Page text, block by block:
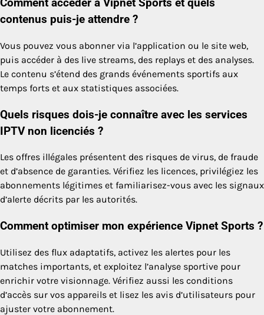
Comment accéder à Vipnet Sports et quels
contenus puis-je attendre ?
Vous pouvez vous abonner via l’application ou le site web,
puis accéder à des live streams, des replays et des analyses.
Le contenu s’étend des grands événements sportifs aux
temps forts et aux statistiques associées.
Quels risques dois-je connaître avec les services
IPTV non licenciés ?
Les offres illégales présentent des risques de virus, de fraude
et d’absence de garanties. Vérifiez les licences, privilégiez les
abonnements légitimes et familiarisez-vous avec les signaux
d’alerte décrits par les autorités.
Comment optimiser mon expérience Vipnet Sports ?
Utilisez des flux adaptatifs, activez les alertes pour les
matches importants, et exploitez l’analyse sportive pour
enrichir votre visionnage. Vérifiez aussi les conditions
d’accès sur vos appareils et lisez les avis d’utilisateurs pour
ajuster votre abonnement.